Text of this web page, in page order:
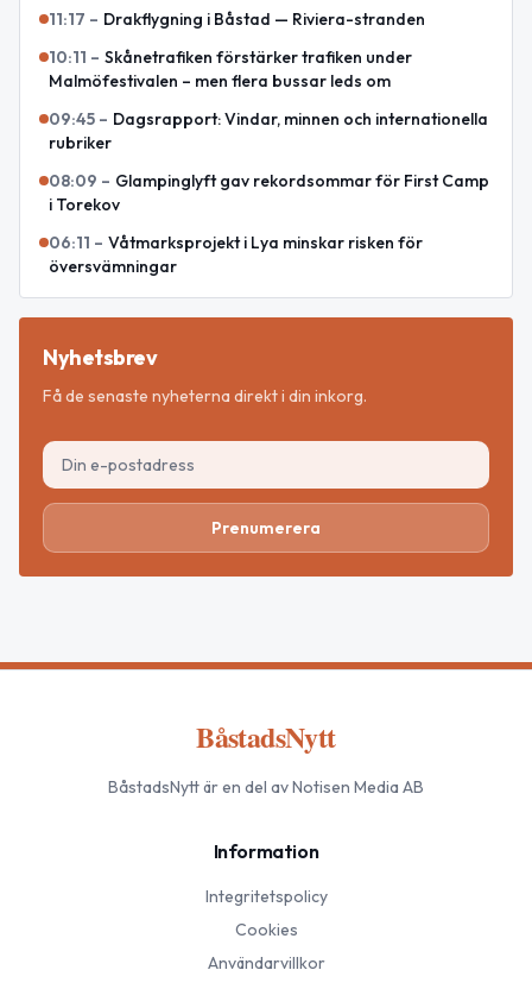
11:17 – Drakflygning i Båstad — Riviera-stranden
10:11 – Skånetrafiken förstärker trafiken under
Malmöfestivalen – men flera bussar leds om
09:45 – Dagsrapport: Vindar, minnen och internationella
rubriker
08:09 – Glampinglyft gav rekordsommar för First Camp
i Torekov
06:11 – Våtmarksprojekt i Lya minskar risken för
översvämningar
Nyhetsbrev
Få de senaste nyheterna direkt i din inkorg.
Prenumerera
BåstadsNytt
BåstadsNyttär en del av Notisen Media AB
Information
Integritetspolicy
Cookies
Användarvillkor